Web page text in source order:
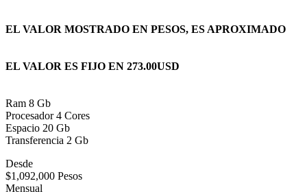
EL VALOR MOSTRADO EN PESOS, ES APROXIMADO
EL VALOR ES FIJO EN 273.00USD
Ram 8 Gb
Procesador 4 Cores
Espacio 20 Gb
Transferencia 2 Gb
Desde
$1,092,000 Pesos
Mensual